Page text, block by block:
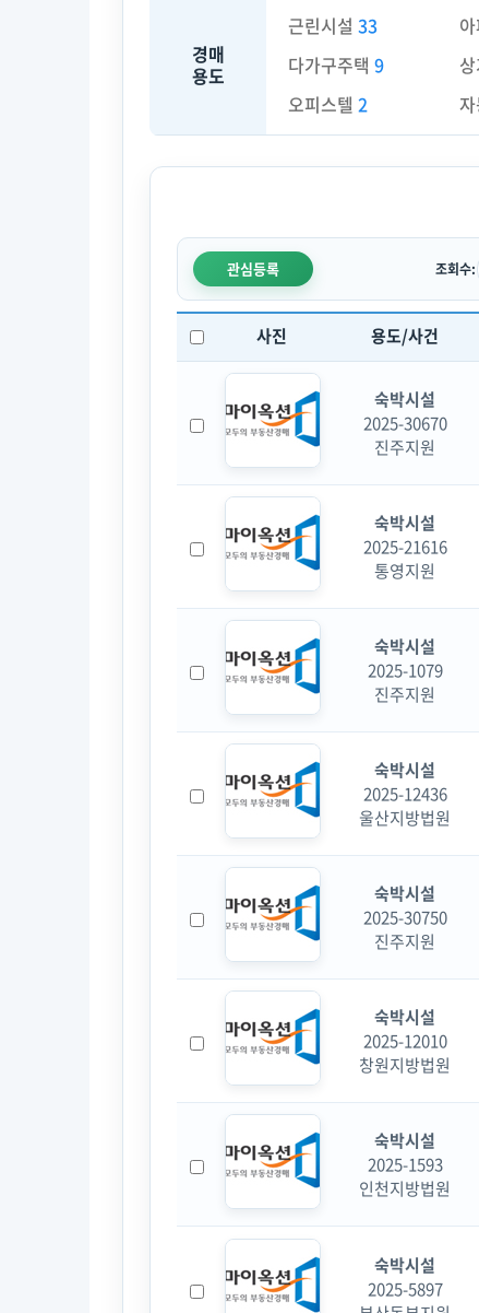
경매
용도
근린시설 33
다가구주택 9
오피스텔 2
관심등록 조회수:
사진 용도/사건
숙박시설
2025-30670
진주지원
숙박시설
2025-21616
통영지원
숙박시설
2025-1079
진주지원
숙박시설
2025-12436
울산지방법원
숙박시설
2025-30750
진주지원
숙박시설
2025-12010
창원지방법원
숙박시설
2025-1593
인천지방법원
숙박시설
2025-5897